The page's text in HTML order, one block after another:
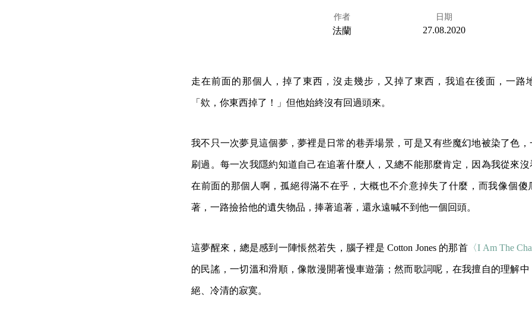
作者
法蘭
日期
27.08.2020
走在前面的那個人，掉了東西，沒走幾步，又掉了東西，我追在後面，一路
「欸，你東西掉了！」但他始終沒有回過頭來。
我不只一次夢見這個夢，夢裡是日常的巷弄場景，可是又有些魔幻地被染了色
刷過。每一次我隱約知道自己在追著什麼人，又總不能那麼肯定，因為我從來
在前面的那個人啊，孤絕得滿不在乎，大概也不介意掉失了什麼，而我像個傻
著，一路撿拾他的遺失物品，捧著追著，還永遠喊不到他一個回頭。
這夢醒來，總是感到一陣悵然若失，腦子裡是 Cotton Jones 的那首〈I Am The
的民謠，一切溫和滑順，像散漫開著慢車遊蕩；然而歌詞呢，在我擅自的理解
絕、冷清的寂寞。